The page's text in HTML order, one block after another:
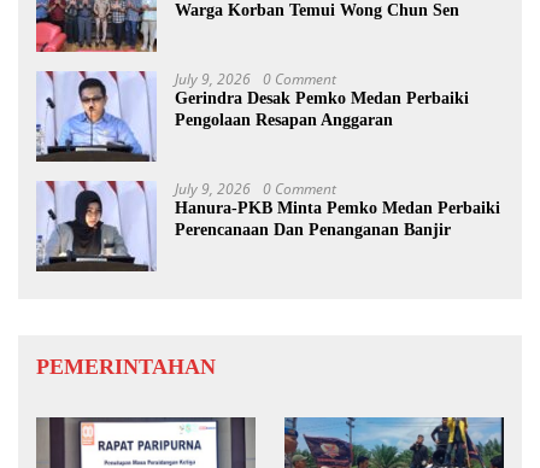
Warga Korban Temui Wong Chun Sen
July 9, 2026 0 Comment
Gerindra Desak Pemko Medan Perbaiki
Pengolaan Resapan Anggaran
July 9, 2026 0 Comment
Hanura-PKB Minta Pemko Medan Perbaiki
Perencanaan Dan Penanganan Banjir
PEMERINTAHAN